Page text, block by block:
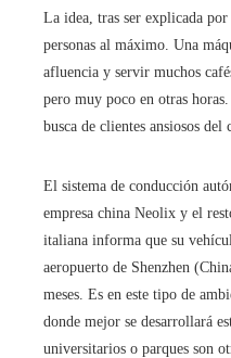
La idea, tras ser explicada
personas al máximo. Una
afluencia y servir muchos
pero muy poco en otras
busca de clientes ansiosos del
El sistema de conducción
empresa china Neolix y el
italiana informa que su
aeropuerto de Shenzhen
meses. Es en este tipo de
donde mejor se desarrollará
universitarios o parques son